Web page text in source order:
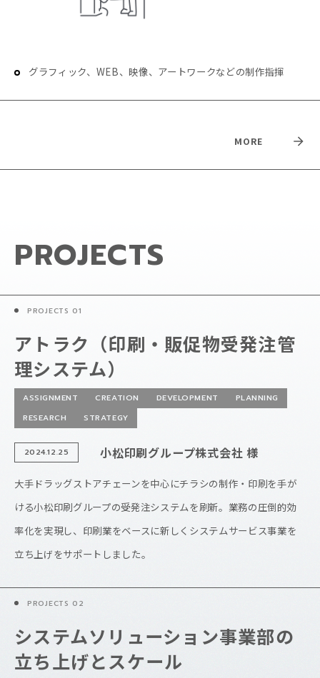
グラフィック、WEB、映像、アートワークなどの制作指揮
MORE
PROJECTS
アトラク（印刷・販促物受発注管
理システム）
ASSIGNMENT CREATION DEVELOPMENT
PLANNING
RESEARCH
STRATEGY
2024.12.25 小松印刷グループ株式会社 様
大手ドラッグストアチェーンを中心にチラシの制作・印刷を手が
ける小松印刷グループの受発注システムを刷新。業務の圧倒的効
率化を実現し、印刷業をベースに新しくシステムサービス事業を
立ち上げをサポートしました。
システムソリューション事業部の
立ち上げとスケール